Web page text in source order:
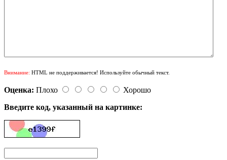
Внимание: HTML не поддерживается! Используйте обычный текст.
Оценка: Плохо
Хорошо
Введите код, указанный на картинке: